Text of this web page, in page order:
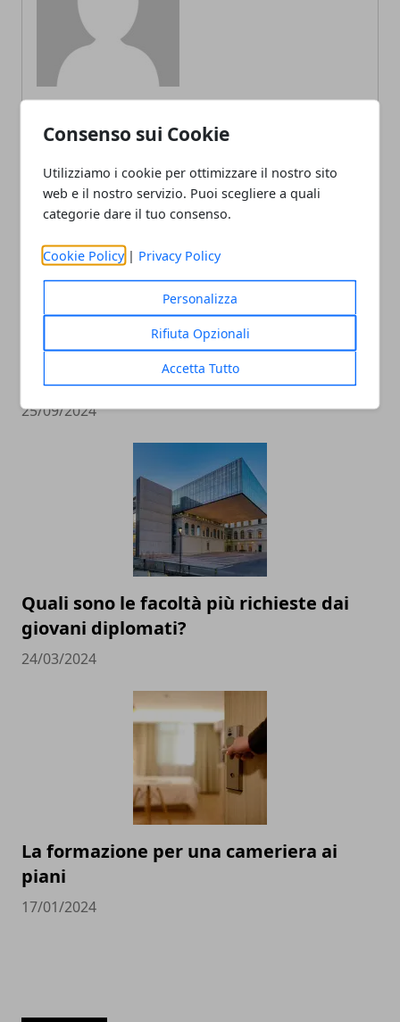
Consenso sui Cookie
Utilizziamo i cookie per ottimizzare il nostro sito
web e il nostro servizio. Puoi scegliere a quali
categorie dare il tuo consenso.
Cookie Policy | Privacy Policy
Personalizza
Rifiuta Opzionali
Accetta Tutto
Social Media e Istruzione: Un Binomio
Complicato ma Ricco di Potenziale
25/09/2024
Quali sono le facoltà più richieste dai
giovani diplomati?
24/03/2024
La formazione per una cameriera ai
piani
17/01/2024